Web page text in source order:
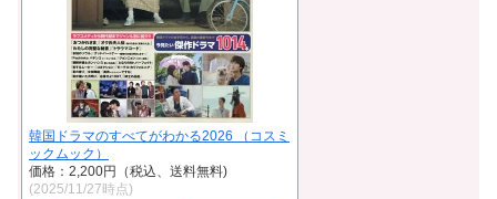
韓国ドラマのすべてがわかる2026 （コスミ
ックムック）
価格：2,200円（税込、送料無料)
(2025/11/27時点)